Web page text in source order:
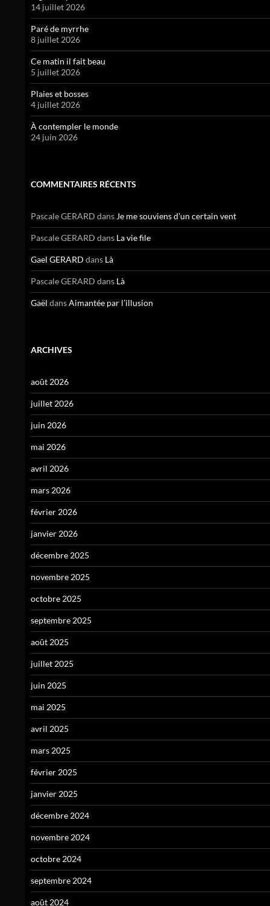
14 juillet 2026
Paré de myrrhe
8 juillet 2026
Ce matin il fait beau
5 juillet 2026
Plaies et bosses
4 juillet 2026
À contempler le monde
24 juin 2026
COMMENTAIRES RÉCENTS
Pascale GERARD dans Je me souviens d’un certain vent
Pascale GERARD dans La vie file
Gael GERARD dans Là
Pascale GERARD dans Là
Gaël dansAimantée par l’illusion
ARCHIVES
août 2026
juillet 2026
juin 2026
mai 2026
avril 2026
mars 2026
février 2026
janvier 2026
décembre 2025
novembre 2025
octobre 2025
septembre 2025
août 2025
juillet 2025
juin 2025
mai 2025
avril 2025
mars 2025
février 2025
janvier 2025
décembre 2024
novembre 2024
octobre 2024
septembre 2024
août 2024